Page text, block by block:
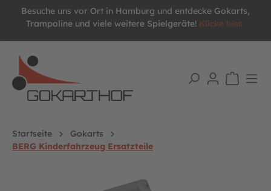
springen
Besuche uns vor Ort in Hamburg und entdecke Gokarts,
Trampoline und viele weitere Spielgeräte! Klicke hier.
Startseite
Gokarts
BERG Kinderfahrzeug Ersatzteile